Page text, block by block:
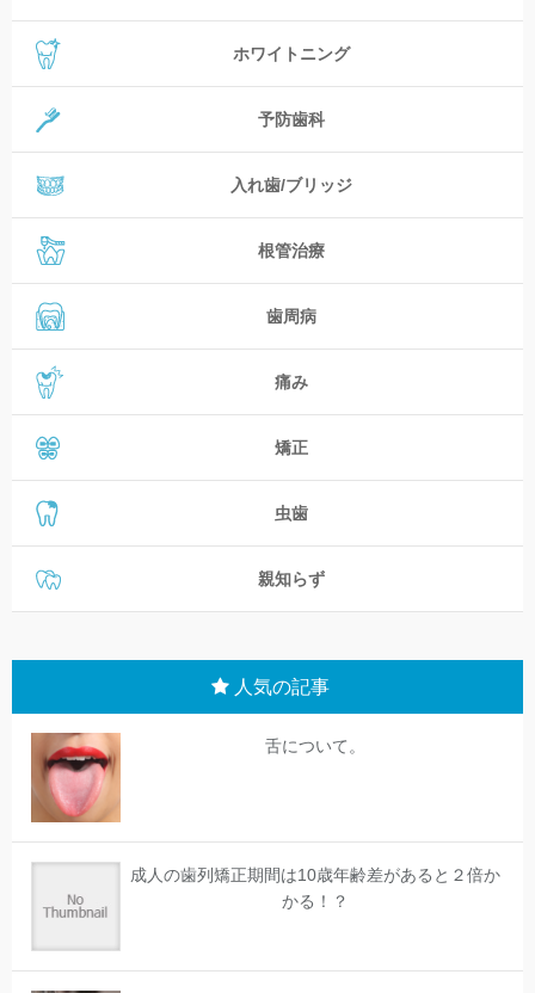
ホワイトニング
予防歯科
入れ歯/ブリッジ
根管治療
歯周病
痛み
矯正
虫歯
親知らず
人気の記事
舌について。
成人の歯列矯正期間は10歳年齢差があると２倍か
かる！？